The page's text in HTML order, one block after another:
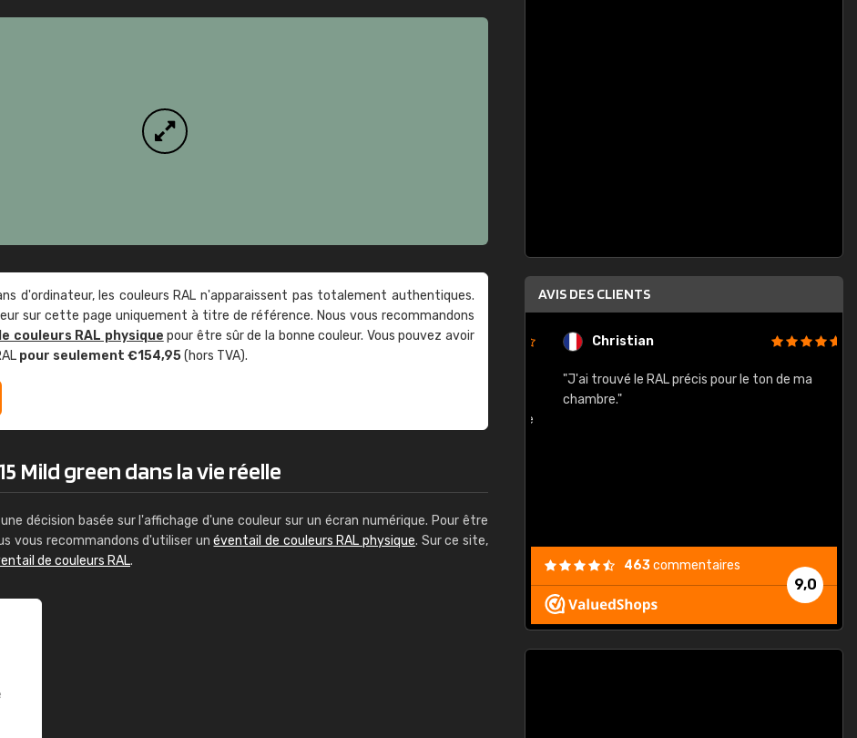
d'ordinateur, les couleurs RAL n'apparaissent pas totalement authentiques.
sur cette page uniquement à titre de référence. Nous vous recommandons
couleurs RAL physique pour être sûr de la bonne couleur. Vous pouvez avoir
pour seulement €154,95(hors TVA).
Mild green dans la vie réelle
décision basée sur l'affichage d'une couleur sur un écran numérique. Pour être
vous recommandons d'utiliser unéventail de couleurs RAL physique. Sur ce site,
de couleurs RAL.
AVIS DES CLIENTS
Guillaume Euvrard Christian
"J'ai trouvé le RAL précis pour le ton de ma
chambre."
9,0
463commentaires